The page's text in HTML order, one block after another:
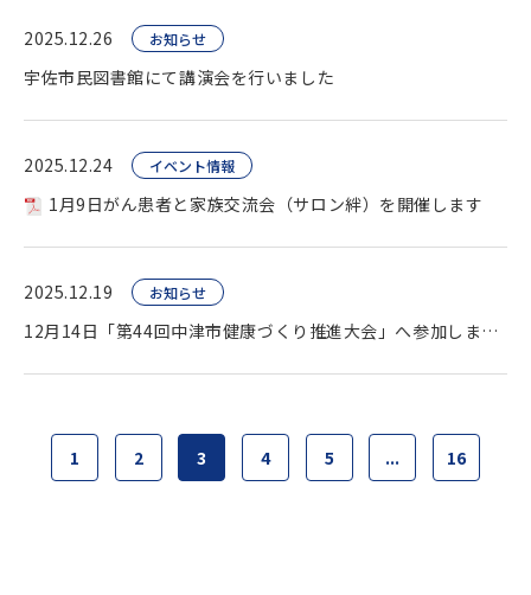
2025.12.26 お知らせ
宇佐市民図書館にて講演会を行いました
2025.12.24 イベント情報
1月9日がん患者と家族交流会（サロン絆）を開催します
2025.12.19 お知らせ
12月14日「第44回中津市健康づくり推進大会」へ参加しました
1 2 3 4 5 ... 16